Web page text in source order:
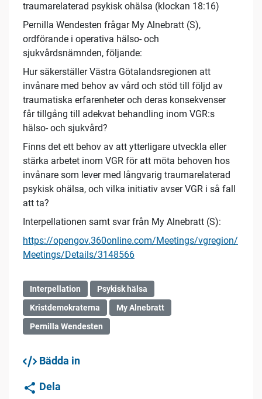
traumarelaterad psykisk ohälsa (klockan 18:16)
Pernilla Wendesten frågar My Alnebratt (S),
ordförande i operativa hälso- och
sjukvårdsnämnden, följande:
Hur säkerställer Västra Götalandsregionen att
invånare med behov av vård och stöd till följd av
traumatiska erfarenheter och deras konsekvenser
får tillgång till adekvat behandling inom VGR:s
hälso- och sjukvård?
Finns det ett behov av att ytterligare utveckla eller
stärka arbetet inom VGR för att möta behoven hos
invånare som lever med långvarig traumarelaterad
psykisk ohälsa, och vilka initiativ avser VGR i så fall
att ta?
Interpellationen samt svar från My Alnebratt (S):
https://opengov.360online.com/Meetings/vgregion/
Meetings/Details/3148566
Interpellation
Psykisk hälsa
Kristdemokraterna
My Alnebratt
Pernilla Wendesten
Bädda in
Dela